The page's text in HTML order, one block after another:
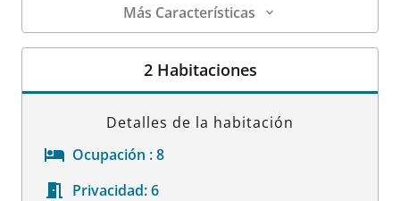
Más Características
Detalles de la habitación
2 Habitaciones
Detalles de la habitación
Ocupación :8
Privacidad:6